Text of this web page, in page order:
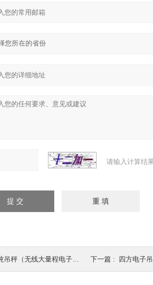
请输入计算结
（无线大量程电子吊秤） 下一篇 : 四方电子吊